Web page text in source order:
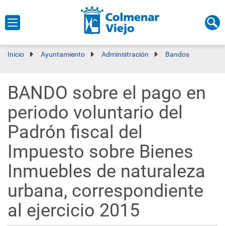
Inicio Ayuntamiento Administración Bandos
BANDO sobre el pago en
periodo voluntario del
Padrón fiscal del
Impuesto sobre Bienes
Inmuebles de naturaleza
urbana, correspondiente
al ejercicio 2015